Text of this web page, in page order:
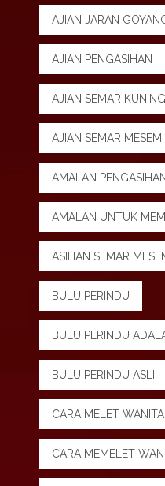
AJIAN JARAN
AJIAN PENGASIHAN
AJIAN SEMAR KUNING
AJIAN SEMAR MESEM
AMALAN PENGASIHAN
AMALAN UNTUK
ASIHAN SEMAR
BULU PERINDU
BULU PERINDU
BULU PERINDU ASLI
CARA MELET WANITA
CARA MEMELET